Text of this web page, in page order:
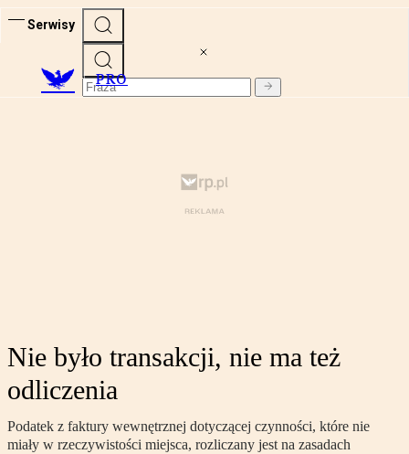
Serwisy
PRO
Nie było transakcji, nie ma też
odliczenia
Podatek z faktury wewnętrznej dotyczącej czynności, które nie
miały w rzeczywistości miejsca, rozliczany jest na zasadach